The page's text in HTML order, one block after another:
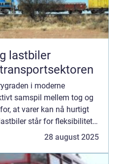
lastbiler
i moderne
samspil mellem tog og
at varer kan nå hurtigt
står for fleksibilitet
28 august 2025